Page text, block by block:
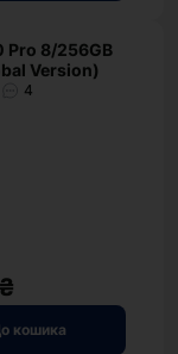
Pro 8/256GB
Version)
4
кошика